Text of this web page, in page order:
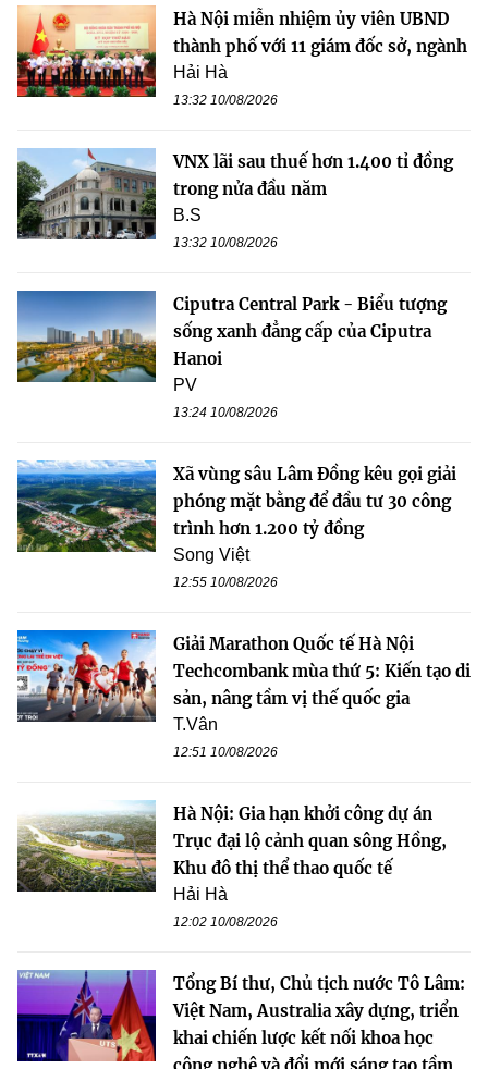
Hà Nội miễn nhiệm ủy viên UBND
thành phố với 11 giám đốc sở, ngành
Hải Hà
13:32 10/08/2026
VNX lãi sau thuế hơn 1.400 tỉ đồng
trong nửa đầu năm
B.S
13:32 10/08/2026
Ciputra Central Park - Biểu tượng
sống xanh đẳng cấp của Ciputra
Hanoi
PV
13:24 10/08/2026
Xã vùng sâu Lâm Đồng kêu gọi giải
phóng mặt bằng để đầu tư 30 công
trình hơn 1.200 tỷ đồng
Song Việt
12:55 10/08/2026
Giải Marathon Quốc tế Hà Nội
Techcombank mùa thứ 5: Kiến tạo di
sản, nâng tầm vị thế quốc gia
T.Vân
12:51 10/08/2026
Hà Nội: Gia hạn khởi công dự án
Trục đại lộ cảnh quan sông Hồng,
Khu đô thị thể thao quốc tế
Hải Hà
12:02 10/08/2026
Tổng Bí thư, Chủ tịch nước Tô Lâm:
Việt Nam, Australia xây dựng, triển
khai chiến lược kết nối khoa học
công nghệ và đổi mới sáng tạo tầm